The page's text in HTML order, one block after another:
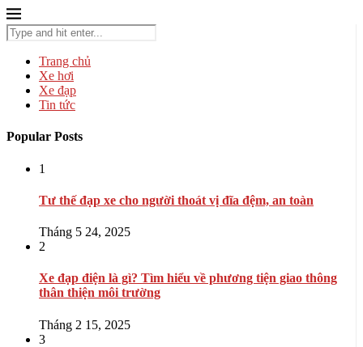
Trang chủ
Xe hơi
Xe đạp
Tin tức
Popular Posts
1
Tư thế đạp xe cho người thoát vị đĩa đệm, an toàn
Tháng 5 24, 2025
2
Xe đạp điện là gì? Tìm hiểu về phương tiện giao thông
thân thiện môi trường
Tháng 2 15, 2025
3